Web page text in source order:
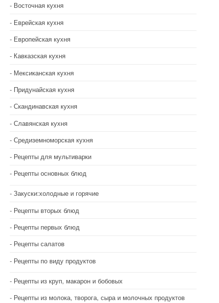
Восточная кухня
Еврейская кухня
Европейская кухня
Кавказская кухня
Мексиканская кухня
Придунайская кухня
Скандинавская кухня
Славянская кухня
Средиземноморская кухня
Рецепты для мультиварки
Рецепты основных блюд
Закуски:холодные и горячие
Рецепты вторых блюд
Рецепты первых блюд
Рецепты салатов
Рецепты по виду продуктов
Рецепты из круп, макарон и бобовых
Рецепты из молока, творога, сыра и молочных продуктов